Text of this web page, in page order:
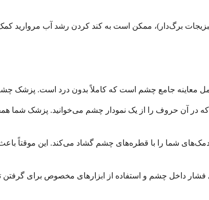
که در آن حروف را از یک نمودار چشم می‌خوانید. پزشک
شما را با قطره‌های چشم گشاد می‌کند. این موقتاً
داخل چشم و استفاده از ابزارهای مخصوص برای گرفتن